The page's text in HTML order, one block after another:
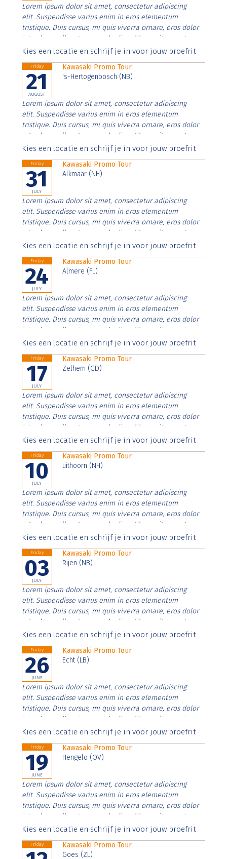
Lorem ipsum dolor sit amet, consectetur adipiscing
elit. Suspendisse varius enim in eros elementum
tristique. Duis cursus, mi quis viverra ornare, eros dolor
interdum nulla, ut commodo diam libero vitae erat.
Aenean faucibus nibh et justo cursus id rutrum lorem
Kies een locatie en schrijf je in voor jouw proefrit
Friday
21
AUGUST
Kawasaki Promo Tour
's-Hertogenbosch (NB)
Lorem ipsum dolor sit amet, consectetur adipiscing
elit. Suspendisse varius enim in eros elementum
tristique. Duis cursus, mi quis viverra ornare, eros dolor
interdum nulla, ut commodo diam libero vitae erat.
Aenean faucibus nibh et justo cursus id rutrum lorem
Kies een locatie en schrijf je in voor jouw proefrit
Friday
31
JULY
Kawasaki Promo Tour
Alkmaar (NH)
Lorem ipsum dolor sit amet, consectetur adipiscing
elit. Suspendisse varius enim in eros elementum
tristique. Duis cursus, mi quis viverra ornare, eros dolor
interdum nulla, ut commodo diam libero vitae erat.
Aenean faucibus nibh et justo cursus id rutrum lorem
Kies een locatie en schrijf je in voor jouw proefrit
Friday
24
JULY
Kawasaki Promo Tour
Almere (FL)
Lorem ipsum dolor sit amet, consectetur adipiscing
elit. Suspendisse varius enim in eros elementum
tristique. Duis cursus, mi quis viverra ornare, eros dolor
interdum nulla, ut commodo diam libero vitae erat.
Aenean faucibus nibh et justo cursus id rutrum lorem
Kies een locatie en schrijf je in voor jouw proefrit
Friday
17
JULY
Kawasaki Promo Tour
Zelhem (GD)
Lorem ipsum dolor sit amet, consectetur adipiscing
elit. Suspendisse varius enim in eros elementum
tristique. Duis cursus, mi quis viverra ornare, eros dolor
interdum nulla, ut commodo diam libero vitae erat.
Aenean faucibus nibh et justo cursus id rutrum lorem
Kies een locatie en schrijf je in voor jouw proefrit
Friday
10
JULY
Kawasaki Promo Tour
uithoorn (NH)
Lorem ipsum dolor sit amet, consectetur adipiscing
elit. Suspendisse varius enim in eros elementum
tristique. Duis cursus, mi quis viverra ornare, eros dolor
interdum nulla, ut commodo diam libero vitae erat.
Aenean faucibus nibh et justo cursus id rutrum lorem
Kies een locatie en schrijf je in voor jouw proefrit
Friday
03
JULY
Kawasaki Promo Tour
Rijen (NB)
Lorem ipsum dolor sit amet, consectetur adipiscing
elit. Suspendisse varius enim in eros elementum
tristique. Duis cursus, mi quis viverra ornare, eros dolor
interdum nulla, ut commodo diam libero vitae erat.
Aenean faucibus nibh et justo cursus id rutrum lorem
Kies een locatie en schrijf je in voor jouw proefrit
Friday
26
JUNE
Kawasaki Promo Tour
Echt (LB)
Lorem ipsum dolor sit amet, consectetur adipiscing
elit. Suspendisse varius enim in eros elementum
tristique. Duis cursus, mi quis viverra ornare, eros dolor
interdum nulla, ut commodo diam libero vitae erat.
Aenean faucibus nibh et justo cursus id rutrum lorem
Kies een locatie en schrijf je in voor jouw proefrit
Friday
19
JUNE
Kawasaki Promo Tour
Hengelo (OV)
Lorem ipsum dolor sit amet, consectetur adipiscing
elit. Suspendisse varius enim in eros elementum
tristique. Duis cursus, mi quis viverra ornare, eros dolor
interdum nulla, ut commodo diam libero vitae erat.
Aenean faucibus nibh et justo cursus id rutrum lorem
Kies een locatie en schrijf je in voor jouw proefrit
Friday
Kawasaki Promo Tour
Goes (ZL)